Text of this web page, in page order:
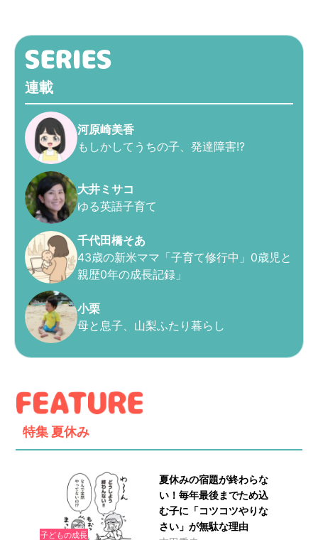
連載
河原崎美香
もしかしてうちの子、発達障害!?
大井ミサコ
ゆる英語子育て
千代田橋そあ
43歳の新米ママ「子育て修行中」0歳児と
親歴0年の成長記録」
小栗
母と息子、山梨ふたり暮らし
特集 夏休み
子どもの成長
夏休みの宿題が終わらな
い！毎年最後までため込
む子に「コツコツやりな
さい」が無駄な理由